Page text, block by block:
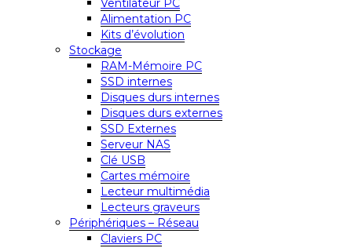
Ventilateur PC
Alimentation PC
Kits d’évolution
Stockage
RAM-Mémoire PC
SSD internes
Disques durs internes
Disques durs externes
SSD Externes
Serveur NAS
Clé USB
Cartes mémoire
Lecteur multimédia
Lecteurs graveurs
Périphériques – Réseau
Claviers PC